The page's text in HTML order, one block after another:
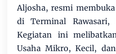
Aljosha, resmi
di Terminal Rawasari,
Kegiatan ini
Usaha Mikro, Kecil,